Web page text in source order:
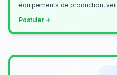
équipements de production,
Postuler